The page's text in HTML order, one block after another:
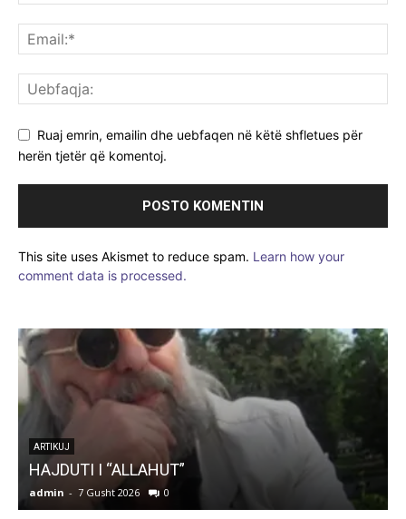
Ruaj emrin, emailin dhe uebfaqen në këtë shfletues për
herën tjetër që komentoj.
This site uses Akismet to reduce spam. Learn how your
comment data is processed.
ARTIKUJ
HAJDUTI I “ALLAHUT”
admin - 7 Gusht 2026 0